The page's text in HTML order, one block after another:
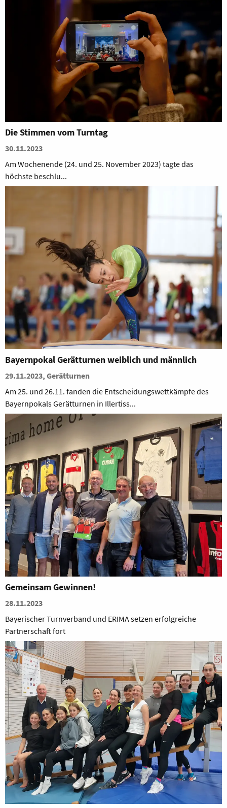
Die Stimmen vom Turntag
30.11.2023
Am Wochenende (24. und 25. November 2023) tagte das
höchste beschlu...
Bayernpokal Gerätturnen weiblich und männlich
29.11.2023, Gerätturnen
Am 25. und 26.11. fanden die Entscheidungswettkämpfe des
Bayernpokals Gerätturnen in Illertiss...
Gemeinsam Gewinnen!
28.11.2023
Bayerischer Turnverband und ERIMA setzen erfolgreiche
Partnerschaft fort